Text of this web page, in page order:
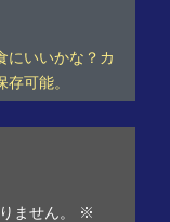
にいいかな？カ
可能。
ません。
※